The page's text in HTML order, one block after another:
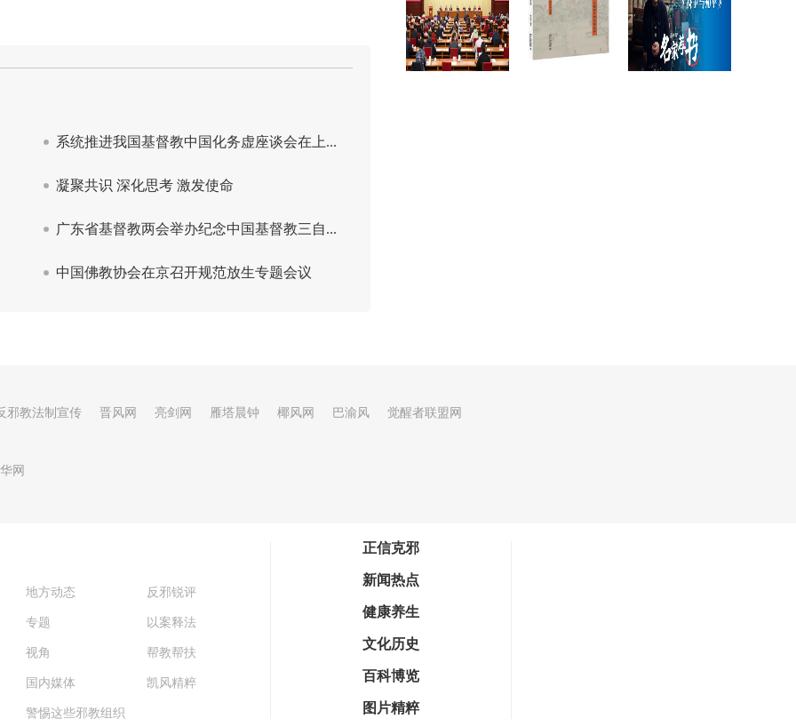
邪教法制宣传 晋风网 亮剑网 雁塔晨钟 椰风网 巴渝风 觉醒者联盟网
网
地方动态 反邪锐评
专题 以案释法
视角 帮教帮扶
国内媒体 凯风精粹
警惕这些邪教组织
正信克邪
新闻热点
健康养生
文化历史
百科博览
图片精粹